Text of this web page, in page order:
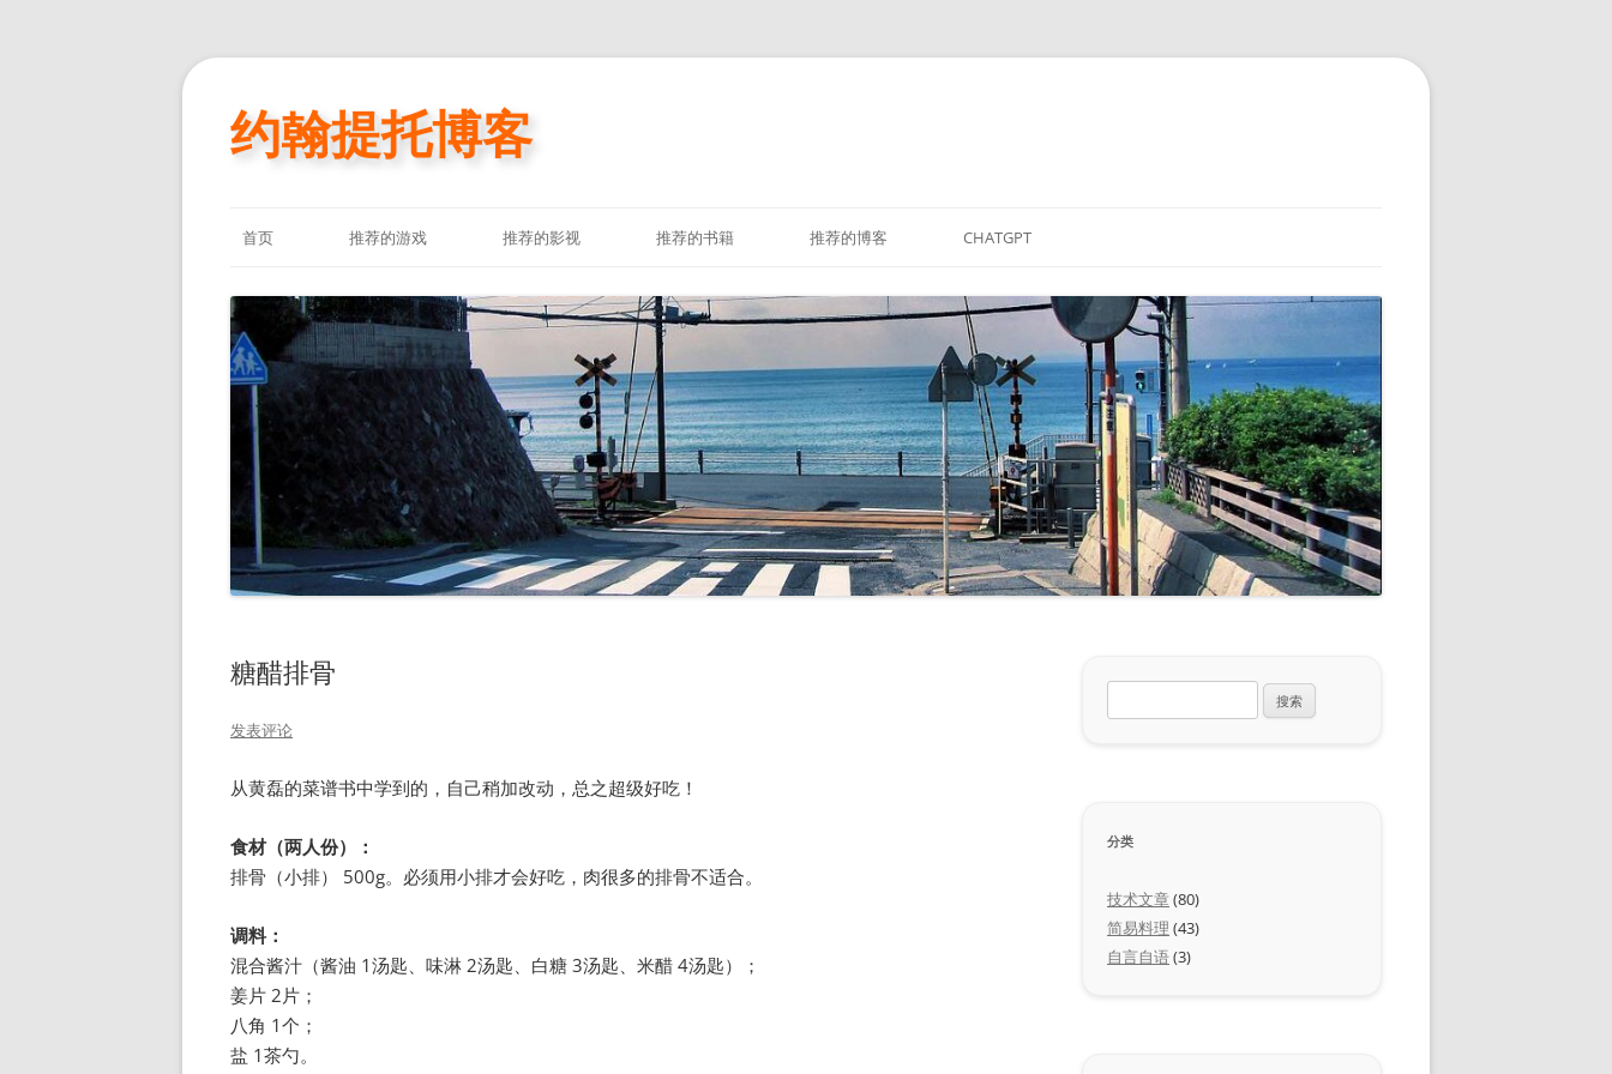
约翰提托博客
至
正
首页 推荐的游戏 推荐的影视 推荐的书籍 推荐的博客 CHATGPT
糖醋排骨
发表评论
从黄磊的菜谱书中学到的，自己稍加改动，总之超级好吃！
食材（两人份）：
排骨（小排） 500g。必须用小排才会好吃，肉很多的排骨不适合。
调料：
混合酱汁（酱油 1汤匙、味淋 2汤匙、白糖 3汤匙、米醋 4汤匙）；
姜片 2片；
八角 1个；
盐 1茶勺。
索：
分类
技术文章 (80)
简易料理 (43)
自言自语(3)